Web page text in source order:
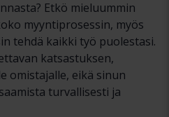
Etkö mieluummin
myyntiprosessin, myös
tehdä kaikki työ puolestasi.
katsastuksen,
omistajalle, eikä sinun
turvallisesti ja